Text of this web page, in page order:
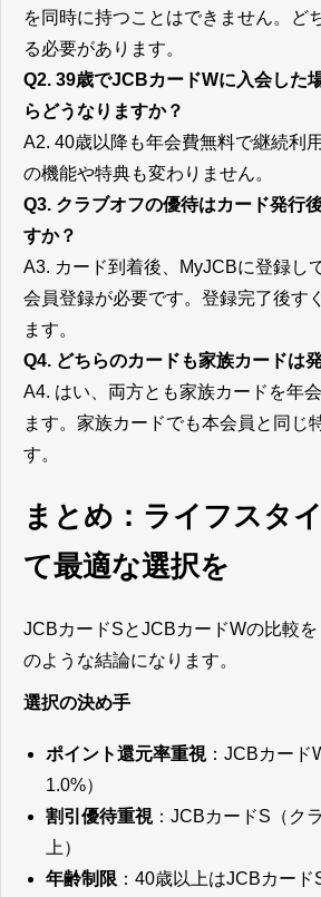
を同時に持つことはできません。ど
る必要があります。
Q2. 39歳でJCBカードWに入会した
らどうなりますか？
A2. 40歳以降も年会費無料で継続利
の機能や特典も変わりません。
Q3. クラブオフの優待はカード発行
すか？
A3. カード到着後、MyJCBに登録し
会員登録が必要です。登録完了後す
ます。
Q4. どちらのカードも家族カードは
A4. はい、両方とも家族カードを年
ます。家族カードでも本会員と同じ
す。
まとめ：ライフスタ
て最適な選択を
JCBカードSとJCBカードWの比較
のような結論になります。
選択の決め手
ポイント還元率重視：JCBカード
1.0%）
割引優待重視：JCBカードS（ク
上）
年齢制限 ：40歳以上はJCBカード